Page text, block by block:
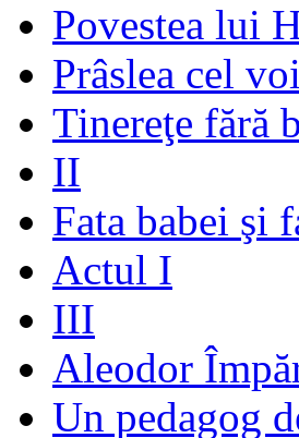
Povestea lui
Prâslea cel
Tinereţe fără
II
Fata babei şi
Actul I
III
Aleodor
Un pedagog